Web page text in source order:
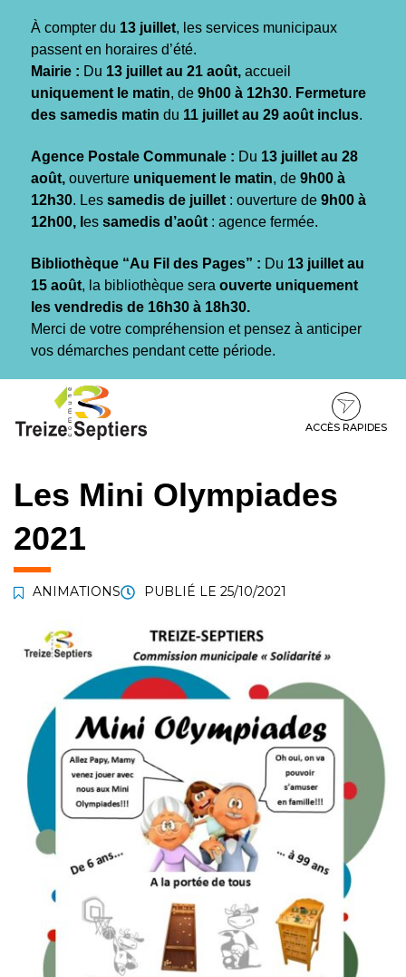
À compter du 13 juillet, les services municipaux
passent en horaires d’été.
Mairie : Du 13 juillet au 21 août, accueil
uniquement le matin, de 9h00 à 12h30. Fermeture
des samedis matin du 11 juillet au 29 août inclus.
Agence Postale Communale : Du 13 juillet au 28
août, ouverture uniquement le matin, de 9h00 à
12h30. Les samedis de juillet : ouverture de 9h00 à
12h00, l es samedis d’août : agence fermée.
Bibliothèque “Au Fil des Pages” : Du 13 juillet au
15 août, la bibliothèque sera ouverte uniquement
les vendredis de 16h30 à 18h30.
Merci de votre compréhension et pensez à anticiper
vos démarches pendant cette période.
contenu
pied
ACCÈS RAPIDES
Les Mini Olympiades
2021
ANIMATIONS PUBLIÉ LE 25/10/2021